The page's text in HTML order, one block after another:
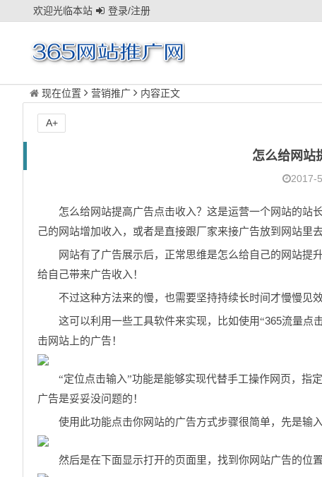
欢迎光临本站 登录/注册
现在位置 营销推广 内容正文
怎么给网站
2017-
怎么给网站提高广告点击收入？ 这是运营一个网站的站
己的网站增加收入，或者是直接跟厂家来接广告放到网站里去
网站有了广告展示后，正常思维是怎么给自己的网站提
给自己带来广告收入！
不过这种方法来的慢，也需要坚持持续长时间才慢慢见
这可以利用一些工具软件来实现，比如使用“365流量点
击网站上的广告！
“定位点击输入”功能是能够实现代替手工操作网页，指
广告是妥妥没问题的！
使用此功能点击你网站的广告方式步骤很简单，先是输
然后是在下面显示打开的页面里，找到你网站广告的位
A+